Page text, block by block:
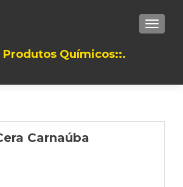
Produtos Químicos::.
Carnaúba